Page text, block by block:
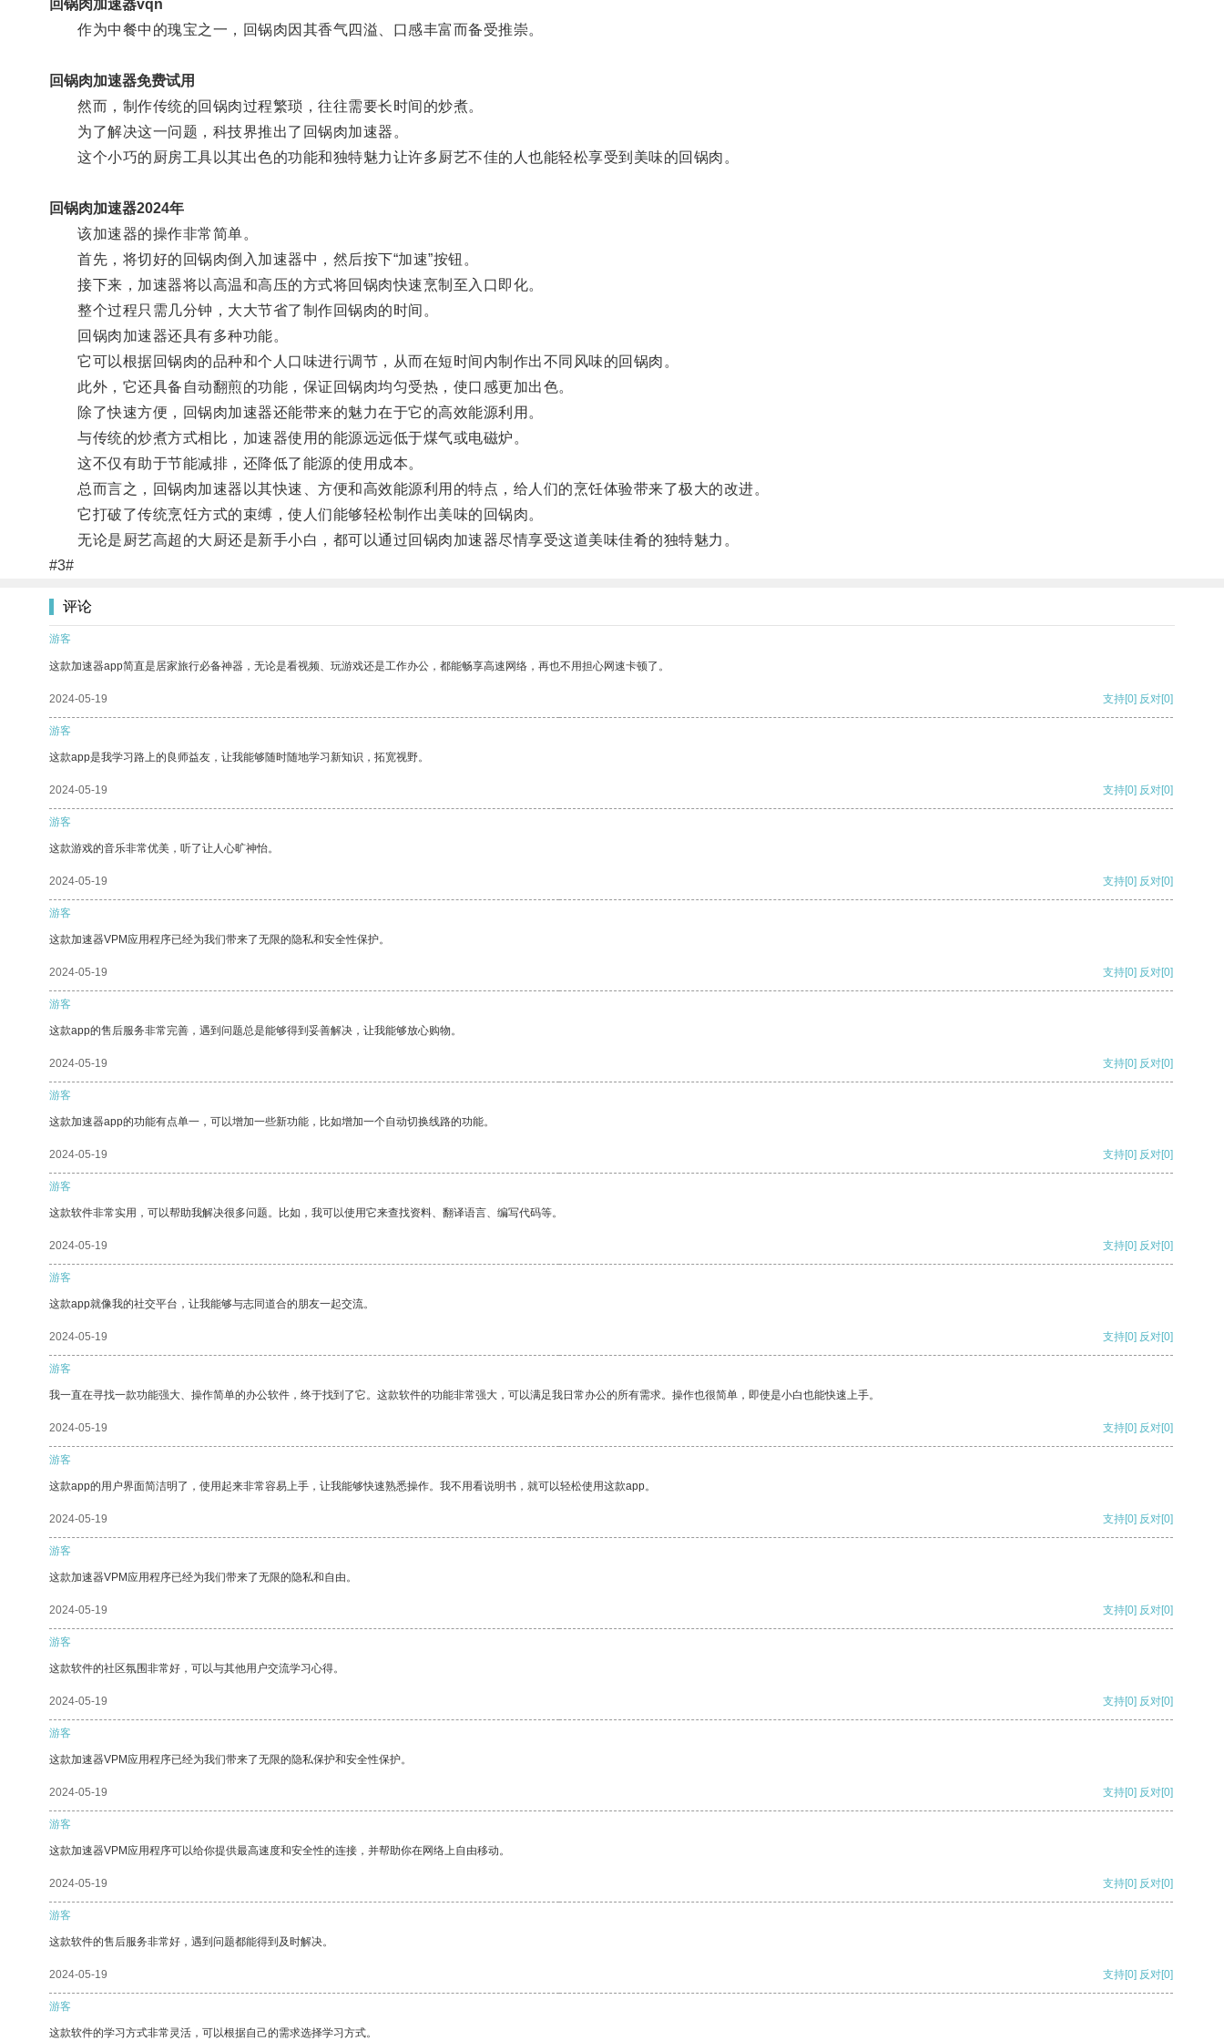
回锅肉加速器vqn
作为中餐中的瑰宝之一，回锅肉因其香气四溢、口感丰富而备受推崇。
回锅肉加速器免费试用
然而，制作传统的回锅肉过程繁琐，往往需要长时间的炒煮。
为了解决这一问题，科技界推出了回锅肉加速器。
这个小巧的厨房工具以其出色的功能和独特魅力让许多厨艺不佳的人也能轻松享受到美味的回锅肉。
回锅肉加速器2024年
该加速器的操作非常简单。
首先，将切好的回锅肉倒入加速器中，然后按下“加速”按钮。
接下来，加速器将以高温和高压的方式将回锅肉快速烹制至入口即化。
整个过程只需几分钟，大大节省了制作回锅肉的时间。
回锅肉加速器还具有多种功能。
它可以根据回锅肉的品种和个人口味进行调节，从而在短时间内制作出不同风味的回锅肉。
此外，它还具备自动翻煎的功能，保证回锅肉均匀受热，使口感更加出色。
除了快速方便，回锅肉加速器还能带来的魅力在于它的高效能源利用。
与传统的炒煮方式相比，加速器使用的能源远远低于煤气或电磁炉。
这不仅有助于节能减排，还降低了能源的使用成本。
总而言之，回锅肉加速器以其快速、方便和高效能源利用的特点，给人们的烹饪体验带来了极大的改进。
它打破了传统烹饪方式的束缚，使人们能够轻松制作出美味的回锅肉。
无论是厨艺高超的大厨还是新手小白，都可以通过回锅肉加速器尽情享受这道美味佳肴的独特魅力。
#3#
评论
游客
这款加速器app简直是居家旅行必备神器，无论是看视频、玩游戏还是工作办公，都能畅享高速网络，再也不用担心网速卡顿了。
2024-05-19 支持[0] 反对[0]
游客
这款app是我学习路上的良师益友，让我能够随时随地学习新知识，拓宽视野。
2024-05-19 支持[0] 反对[0]
游客
这款游戏的音乐非常优美，听了让人心旷神怡。
2024-05-19 支持[0] 反对[0]
游客
这款加速器VPM应用程序已经为我们带来了无限的隐私和安全性保护。
2024-05-19 支持[0] 反对[0]
游客
这款app的售后服务非常完善，遇到问题总是能够得到妥善解决，让我能够放心购物。
2024-05-19 支持[0] 反对[0]
游客
这款加速器app的功能有点单一，可以增加一些新功能，比如增加一个自动切换线路的功能。
2024-05-19 支持[0] 反对[0]
游客
这款软件非常实用，可以帮助我解决很多问题。比如，我可以使用它来查找资料、翻译语言、编写代码等。
2024-05-19 支持[0] 反对[0]
游客
这款app就像我的社交平台，让我能够与志同道合的朋友一起交流。
2024-05-19 支持[0] 反对[0]
游客
我一直在寻找一款功能强大、操作简单的办公软件，终于找到了它。这款软件的功能非常强大，可以满足我日常办公的所有需求。操作也很简单，即使是小白也能快速上手。
2024-05-19 支持[0] 反对[0]
游客
这款app的用户界面简洁明了，使用起来非常容易上手，让我能够快速熟悉操作。我不用看说明书，就可以轻松使用这款app。
2024-05-19 支持[0] 反对[0]
游客
这款加速器VPM应用程序已经为我们带来了无限的隐私和自由。
2024-05-19 支持[0] 反对[0]
游客
这款软件的社区氛围非常好，可以与其他用户交流学习心得。
2024-05-19 支持[0] 反对[0]
游客
这款加速器VPM应用程序已经为我们带来了无限的隐私保护和安全性保护。
2024-05-19 支持[0] 反对[0]
游客
这款加速器VPM应用程序可以给你提供最高速度和安全性的连接，并帮助你在网络上自由移动。
2024-05-19 支持[0] 反对[0]
游客
这款软件的售后服务非常好，遇到问题都能得到及时解决。
2024-05-19 支持[0] 反对[0]
游客
这款软件的学习方式非常灵活，可以根据自己的需求选择学习方式。